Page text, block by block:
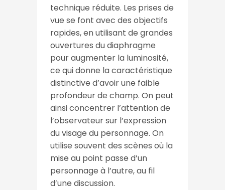
technique réduite. Les prises de
vue se font avec des objectifs
rapides, en utilisant de grandes
ouvertures du diaphragme
pour augmenter la luminosité,
ce qui donne la caractéristique
distinctive d’avoir une faible
profondeur de champ. On peut
ainsi concentrer l’attention de
l’observateur sur l’expression
du visage du personnage. On
utilise souvent des scènes où la
mise au point passe d’un
personnage à l’autre, au fil
d’une discussion.